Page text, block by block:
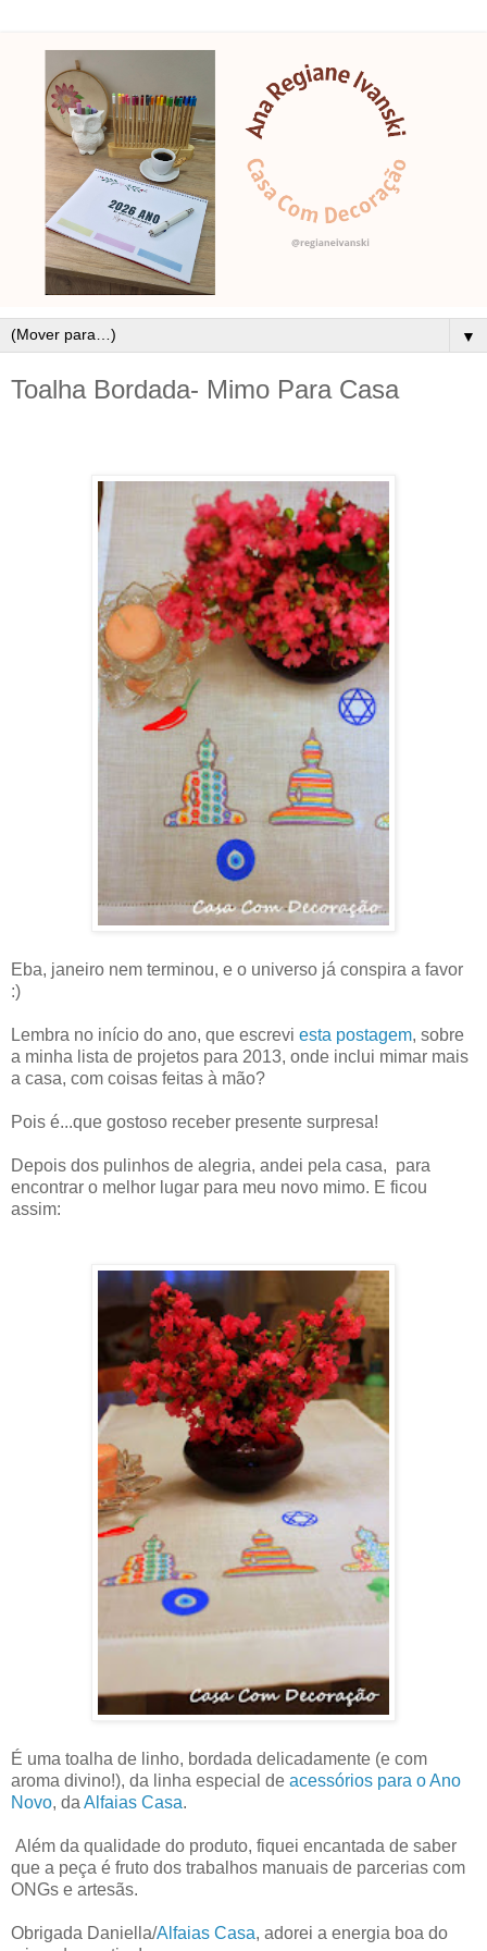
▼
Toalha Bordada- Mimo Para Casa
Eba, janeiro nem terminou, e o universo já conspira a favor
:)
Lembra no início do ano, que escrevi esta postagem, sobre
a minha lista de projetos para 2013, onde inclui mimar mais
a casa, com coisas feitas à mão?
Pois é...que gostoso receber presente surpresa!
Depois dos pulinhos de alegria, andei pela casa, para
encontrar o melhor lugar para meu novo mimo. E ficou
assim:
É uma toalha de linho, bordada delicadamente (e com
aroma divino!), da linha especial de acessórios para o Ano
Novo, da Alfaias Casa.
Além da qualidade do produto, fiquei encantada de saber
que a peça é fruto dos trabalhos manuais de parcerias com
ONGs e artesãs.
Obrigada Daniella/Alfaias Casa, adorei a energia boa do